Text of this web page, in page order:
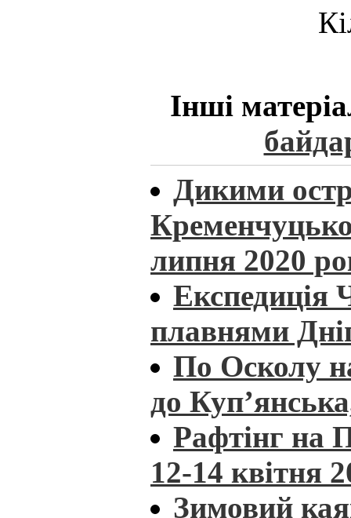
Інші
Дикими
липня 2020
Експедиція
плавнями
По Осколу
до
Рафтінг на
12-14 квітня
Зимовий